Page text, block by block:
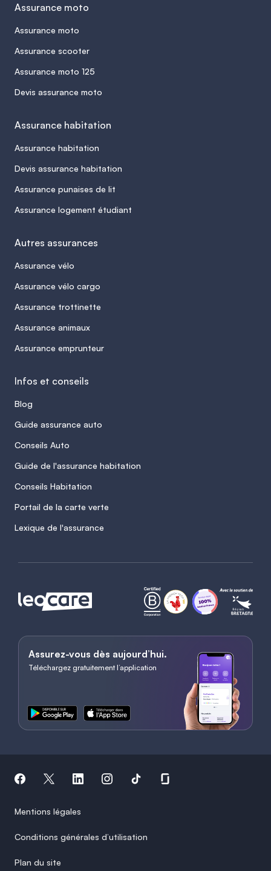
Assurance moto
Assurance moto
Assurance scooter
Assurance moto 125
Devis assurance moto
Assurance habitation
Assurance habitation
Devis assurance habitation
Assurance punaises de lit
Assurance logement étudiant
Autres assurances
Assurance vélo
Assurance vélo cargo
Assurance trottinette
Assurance animaux
Assurance emprunteur
Infos et conseils
Blog
Guide assurance auto
Conseils Auto
Guide de l'assurance habitation
Conseils Habitation
Portail de la carte verte
Lexique de l'assurance
Assurez-vous dès aujourd’hui.
Téléchargez gratuitement l’application
Mentions légales
Conditions générales d’utilisation
Plan du site